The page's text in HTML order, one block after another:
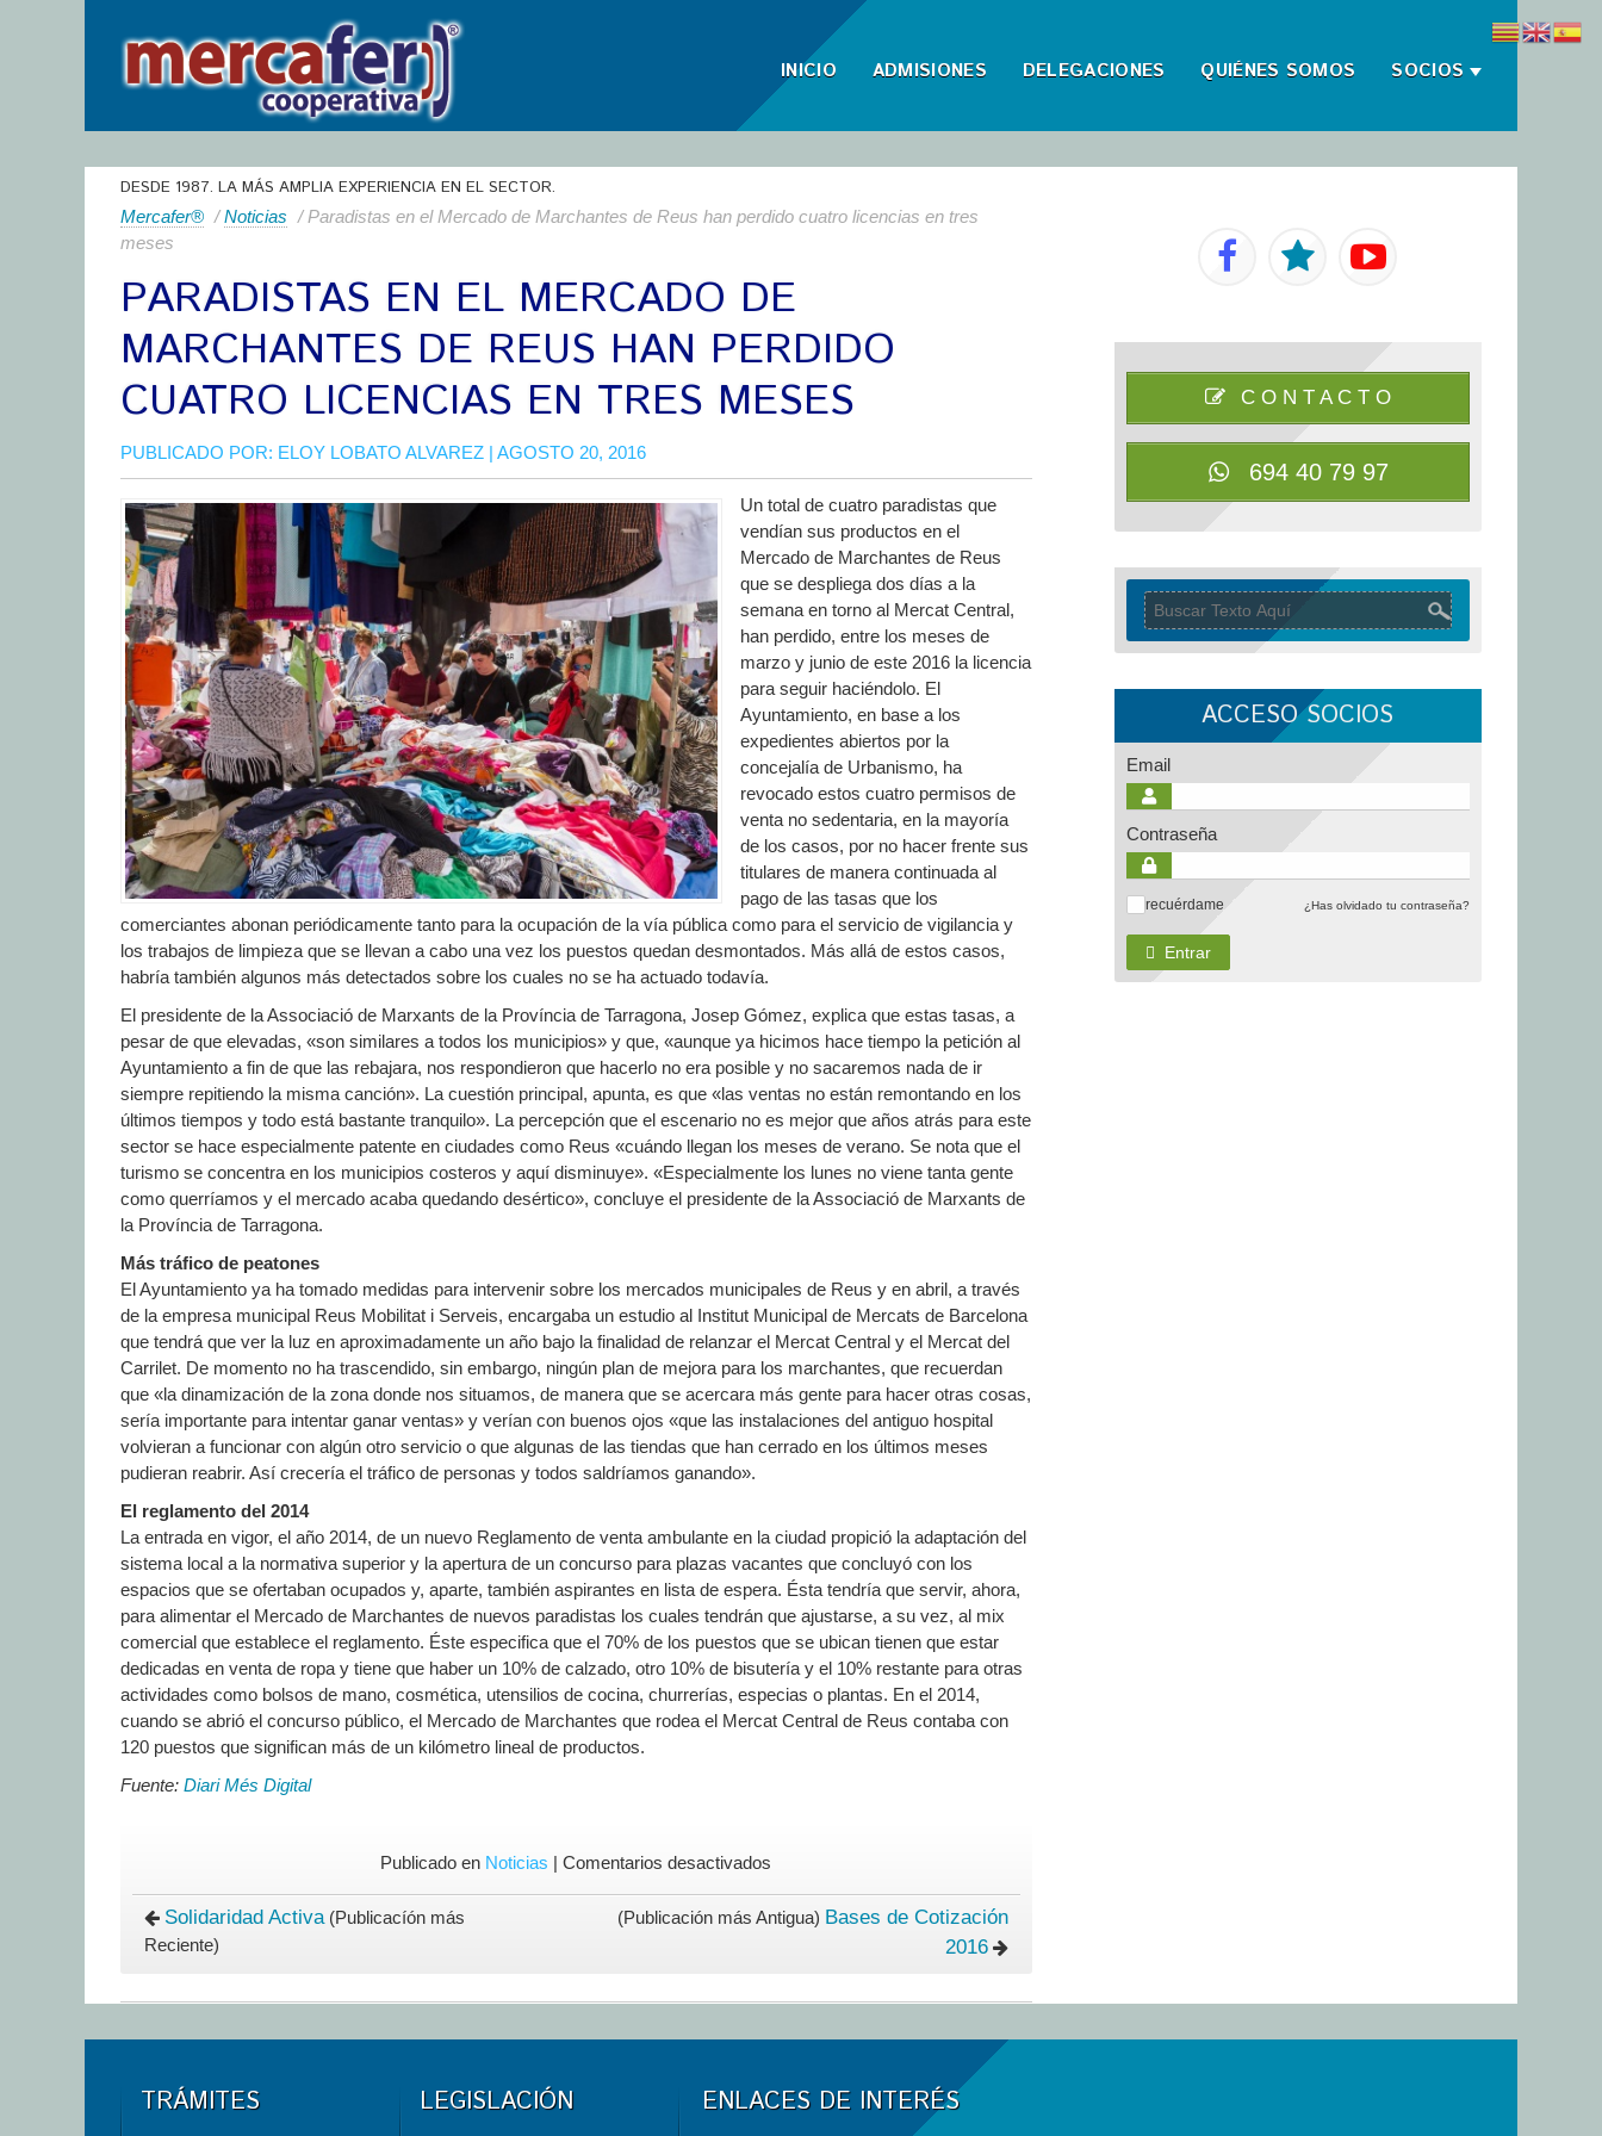
INICIO ADMISIONES DELEGACIONES QUIÉNES SOMOS SOCIOS
DESDE 1987. LA MÁS AMPLIA EXPERIENCIA EN EL SECTOR.
Mercafer® /Noticias / Paradistas en el Mercado de Marchantes de Reus han perdido cuatro licencias en tres
meses
PARADISTAS EN EL MERCADO DE
MARCHANTES DE REUS HAN PERDIDO
CUATRO LICENCIAS EN TRES MESES
PUBLICADO POR: ELOY LOBATO ALVAREZ| AGOSTO 20, 2016
Un total de cuatro paradistas que
vendían sus productos en el
Mercado de Marchantes de Reus
que se despliega dos días a la
semana en torno al Mercat Central,
han perdido, entre los meses de
marzo y junio de este 2016 la licencia
para seguir haciéndolo. El
Ayuntamiento, en base a los
expedientes abiertos por la
concejalía de Urbanismo, ha
revocado estos cuatro permisos de
venta no sedentaria, en la mayoría
de los casos, por no hacer frente sus
titulares de manera continuada al
pago de las tasas que los
comerciantes abonan periódicamente tanto para la ocupación de la vía pública como para el servicio de vigilancia y
los trabajos de limpieza que se llevan a cabo una vez los puestos quedan desmontados. Más allá de estos casos,
habría también algunos más detectados sobre los cuales no se ha actuado todavía.
El presidente de la Associació de Marxants de la Província de Tarragona, Josep Gómez, explica que estas tasas, a
pesar de que elevadas, «son similares a todos los municipios» y que, «aunque ya hicimos hace tiempo la petición al
Ayuntamiento a fin de que las rebajara, nos respondieron que hacerlo no era posible y no sacaremos nada de ir
siempre repitiendo la misma canción». La cuestión principal, apunta, es que «las ventas no están remontando en los
últimos tiempos y todo está bastante tranquilo». La percepción que el escenario no es mejor que años atrás para este
sector se hace especialmente patente en ciudades como Reus «cuándo llegan los meses de verano. Se nota que el
turismo se concentra en los municipios costeros y aquí disminuye». «Especialmente los lunes no viene tanta gente
como querríamos y el mercado acaba quedando desértico», concluye el presidente de la Associació de Marxants de
la Província de Tarragona.
Más tráfico de peatones
El Ayuntamiento ya ha tomado medidas para intervenir sobre los mercados municipales de Reus y en abril, a través
de la empresa municipal Reus Mobilitat i Serveis, encargaba un estudio al Institut Municipal de Mercats de Barcelona
que tendrá que ver la luz en aproximadamente un año bajo la finalidad de relanzar el Mercat Central y el Mercat del
Carrilet. De momento no ha trascendido, sin embargo, ningún plan de mejora para los marchantes, que recuerdan
que «la dinamización de la zona donde nos situamos, de manera que se acercara más gente para hacer otras cosas,
sería importante para intentar ganar ventas» y verían con buenos ojos «que las instalaciones del antiguo hospital
volvieran a funcionar con algún otro servicio o que algunas de las tiendas que han cerrado en los últimos meses
pudieran reabrir. Así crecería el tráfico de personas y todos saldríamos ganando».
El reglamento del 2014
La entrada en vigor, el año 2014, de un nuevo Reglamento de venta ambulante en la ciudad propició la adaptación del
sistema local a la normativa superior y la apertura de un concurso para plazas vacantes que concluyó con los
espacios que se ofertaban ocupados y, aparte, también aspirantes en lista de espera. Ésta tendría que servir, ahora,
para alimentar el Mercado de Marchantes de nuevos paradistas los cuales tendrán que ajustarse, a su vez, al mix
comercial que establece el reglamento. Éste especifica que el 70% de los puestos que se ubican tienen que estar
dedicadas en venta de ropa y tiene que haber un 10% de calzado, otro 10% de bisutería y el 10% restante para otras
actividades como bolsos de mano, cosmética, utensilios de cocina, churrerías, especias o plantas. En el 2014,
cuando se abrió el concurso público, el Mercado de Marchantes que rodea el Mercat Central de Reus contaba con
120 puestos que significan más de un kilómetro lineal de productos.
Fuente: DiariMés Digital
Publicado en Noticias |Comentarios desactivados
en
de
han
Solidaridad Activa(Publicacíón más
Reciente)
(Publicación más Antigua) Bases de Cotización
2016
C O N T A C T O
694 40 79 97
ACCESO SOCIOS
Email
Contraseña
recuérdame ¿Has olvidado tu contraseña?
Entrar
TRÁMITES LEGISLACIÓN ENLACES DE INTERÉS